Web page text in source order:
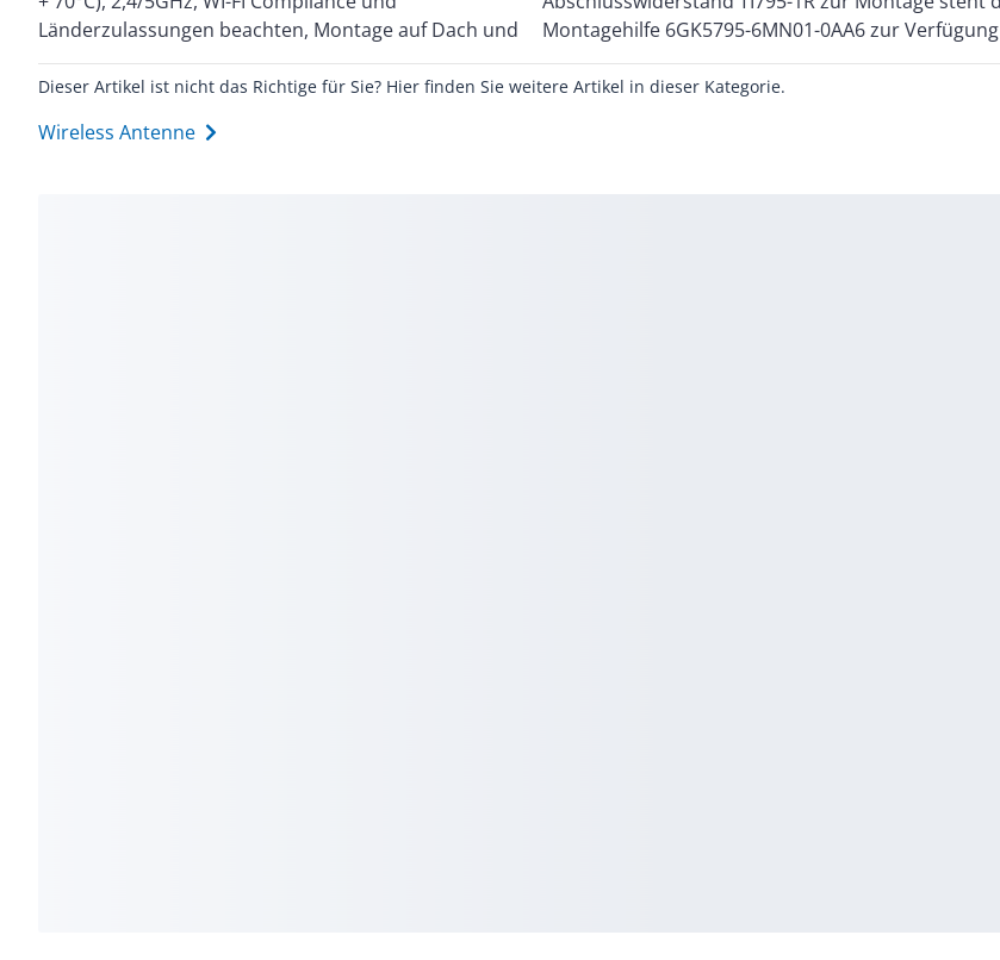
Länderzulassungen beachten, Montage auf Dach und
Montagehilfe 6GK5795-6MN01-0AA6 zur Verfügung
Dieser Artikel ist nicht das Richtige für Sie? Hier finden Sie weitere Artikel in dieser Kategorie.
Wireless Antenne